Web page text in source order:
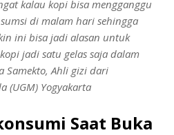
kalau kopi bisa mengganggu
di malam hari sehingga
ini bisa jadi alasan untuk
jadi satu gelas saja dalam
Samekto, Ahli gizi dari
(UGM) Yogyakarta
Saat Buka